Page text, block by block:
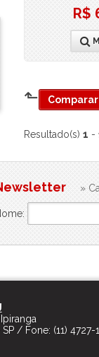
R$
⬑
Resultado(s) 1 -
»
SP/ Fone: (11) 4727-